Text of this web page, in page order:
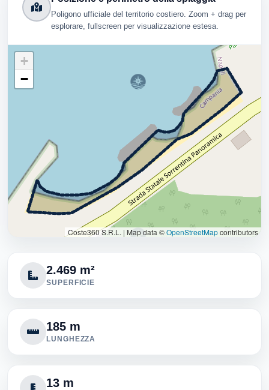
Poligono ufficiale del territorio costiero. Zoom + drag per
esplorare, fullscreen per visualizzazione estesa.
+
−
Coste360 S.R.L. | Map data ©OpenStreetMapcontributors
2.469 m²
SUPERFICIE
185 m
LUNGHEZZA
13 m